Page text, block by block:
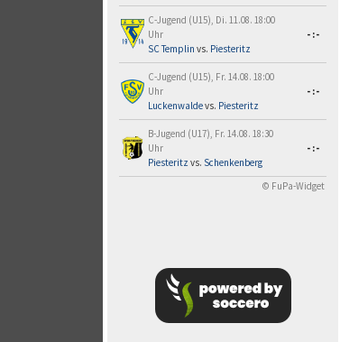
C-Jugend (U15), Di. 11.08. 18:00
Uhr
SC Templin vs. Piesteritz
-:-
C-Jugend (U15), Fr. 14.08. 18:00
Uhr
Luckenwaldevs. Piesteritz
-:-
B-Jugend (U17), Fr. 14.08. 18:30
Uhr
Piesteritz vs. Schenkenberg
-:-
© FuPa-Widget